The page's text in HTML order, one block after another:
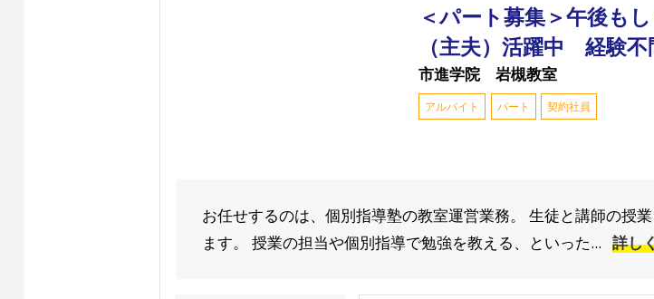
＜パート募集＞午後
（主夫）活躍中 経験
市進学院 岩槻教室
アルバイト パート 契約社員
お任せするのは、個別指導塾の教室運営業務。 生徒と講師の授
ます。 授業の担当や個別指導で勉強を教える、といった... 詳し